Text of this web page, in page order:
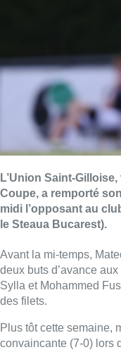
L’Union Saint-
Coupe, a remporté
midi l’opposant au
le Steaua Bucarest).
Avant la mi-temps,
deux buts d’avance
Sylla et Mohammed
des filets.
Plus tôt cette semaine,
convaincante (7-0) lors